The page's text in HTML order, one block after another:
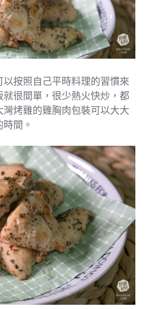
按照自己平時料理的習慣來
很間單，很少熱火快炒，都
烤雞的雞胸肉包裝可以大大
間。